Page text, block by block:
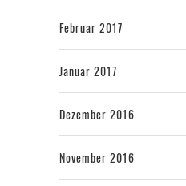
Februar 2017
Januar 2017
Dezember 2016
November 2016